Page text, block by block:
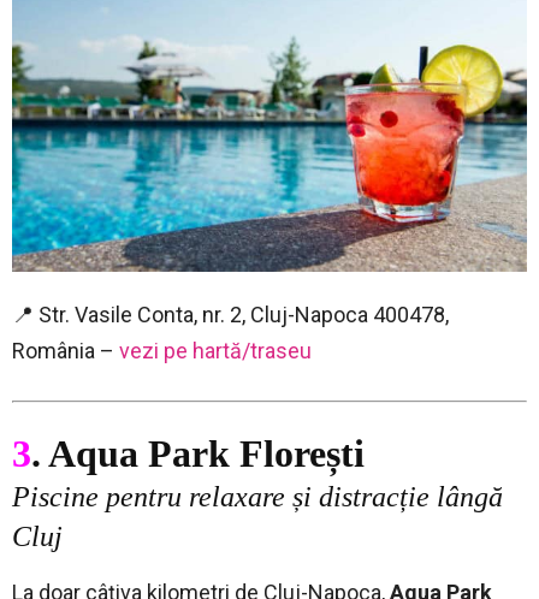
📍 Str. Vasile Conta, nr. 2, Cluj-Napoca 400478,
România – vezi pe hartă/traseu
3. Aqua Park Florești
Piscine pentru relaxare și distracție lângă
Cluj
La doar câțiva kilometri de Cluj-Napoca,Aqua Park